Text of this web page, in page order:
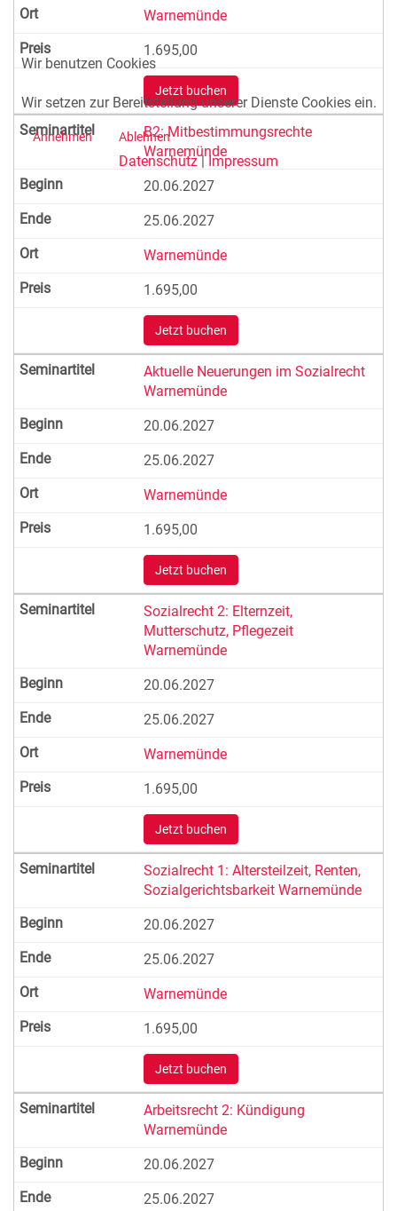
Warnemünde
1.695,00
Jetzt buchen
B2: Mitbestimmungsrechte
Warnemünde
20.06.2027
25.06.2027
Warnemünde
1.695,00
Jetzt buchen
Aktuelle Neuerungen im Sozialrecht
Warnemünde
20.06.2027
25.06.2027
Warnemünde
1.695,00
Jetzt buchen
Sozialrecht 2: Elternzeit,
Mutterschutz, Pflegezeit
Warnemünde
20.06.2027
25.06.2027
Warnemünde
1.695,00
Jetzt buchen
Sozialrecht 1: Altersteilzeit, Renten,
Sozialgerichtsbarkeit Warnemünde
20.06.2027
25.06.2027
Warnemünde
1.695,00
Jetzt buchen
Arbeitsrecht 2: Kündigung
Warnemünde
20.06.2027
25.06.2027
Wir benutzen Cookies
Wir setzen zur Bereitstellung unserer Dienste Cookies ein.
Annehmen Ablehnen
Datenschutz|Impressum